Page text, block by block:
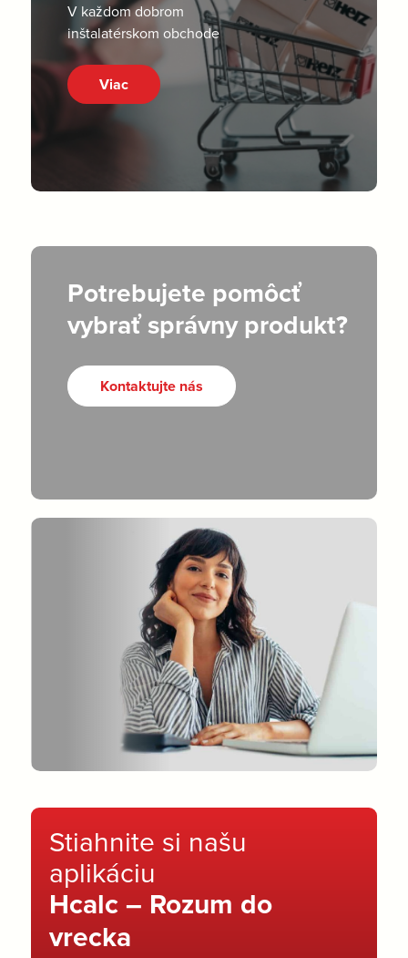
V každom dobrom
inštalatérskom obchode
Viac
Potrebujete pomôcť
vybrať správny produkt?
Kontaktujte nás
Stiahnite si našu
aplikáciu
Hcalc – Rozum do
vrecka